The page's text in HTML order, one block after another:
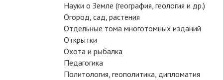
Науки о Земле (география, геология и др.)
Огород, сад, растения
Отдельные тома многотомных изданий
Открытки
Охота и рыбалка
Педагогика
Политология, геополитика, дипломатия